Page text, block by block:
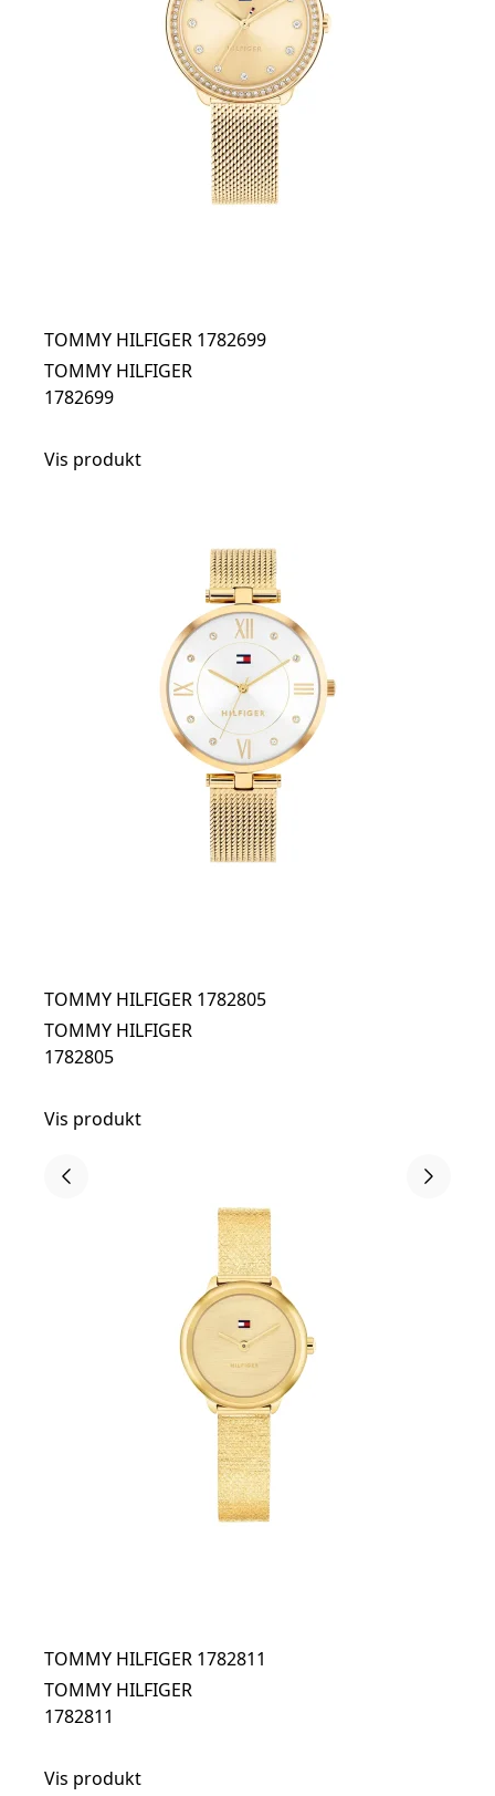
TOMMY HILFIGER 1782699
TOMMY HILFIGER
1782699
Vis produkt
TOMMY HILFIGER 1782805
TOMMY HILFIGER
1782805
Vis produkt
TOMMY HILFIGER 1782811
TOMMY HILFIGER
1782811
Vis produkt